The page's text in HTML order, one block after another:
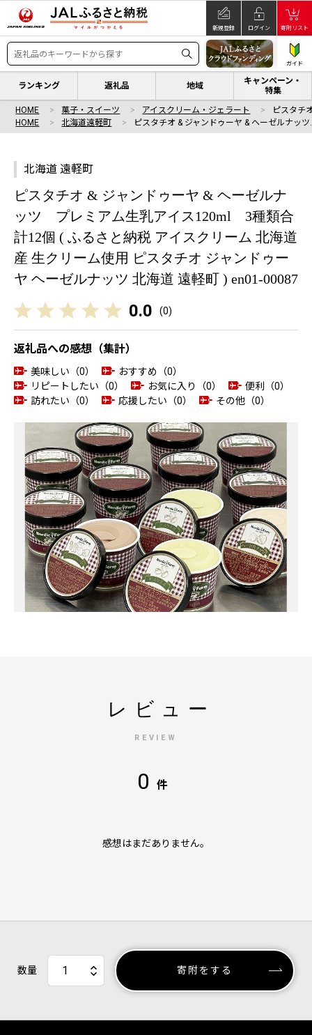
新規登録 ログイン 寄附リスト
ガイド
ランキング 返礼品 地域
キャンペーン・
特集
HOME 菓子・スイーツ アイスクリーム・ジェラート
ピスタチ
HOME
北海道遠軽町 ピスタチオ & ジャンドゥーヤ & ヘーゼルナッ
北海道 遠軽町
ピスタチオ & ジャンドゥーヤ & ヘーゼルナ
ッツ プレミアム生乳アイス120ml 3種類合
計12個 ( ふるさと納税 アイスクリーム 北海道
産 生クリーム使用 ピスタチオ ジャンドゥー
ヤ ヘーゼルナッツ 北海道 遠軽町 ) en01-00087
0.0 (0)
返礼品への感想（集計）
美味しい（0）
おすすめ（0）
リピートしたい（0）
お気に入り（0）
便利（0）
訪れたい（0）
応援したい（0） その他（0）
レビュー
REVIEW
0 件
感想はまだありません。
数量 寄附をする